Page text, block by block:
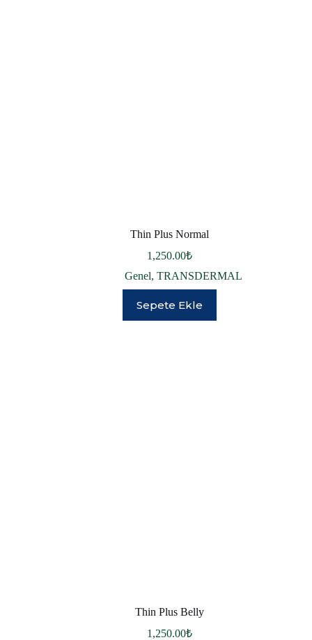
Thin Plus Normal
1,250.00₺
Genel,TRANSDERMAL
Sepete Ekle
Thin Plus Belly
1,250.00₺